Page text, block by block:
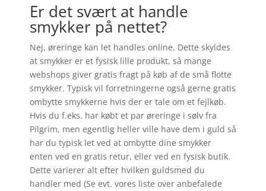
Er det svært at handle
smykker på nettet?
Nej, øreringe kan let handles online. Dette skyldes
at smykker er et fysisk lille produkt, så mange
webshops giver gratis fragt på køb af de små flotte
smykker. Typisk vil forretningerne også gerne gratis
ombytte smykkerne hvis der er tale om et fejlkøb.
Hvis du f.eks. har købt et par øreringe i sølv fra
Pilgrim, men egentlig heller ville have dem i guld så
har du typisk let ved at ombytte dine smykker
enten ved en gratis retur, eller ved en fysisk butik.
Dette varierer alt efter hvilken guldsmed du
handler med (Se evt. vores liste over anbefalede